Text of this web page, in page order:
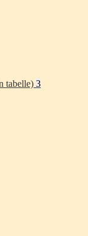
tabelle) 3